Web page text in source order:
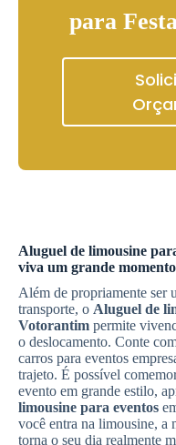
para
Aluguel de limousine
viva um grande momento
Além de propriamente ser
transporte, o Aluguel de
Votorantim permite
o deslocamento. Conte
carros para eventos
trajeto. É possível
evento em grande estilo,
limousine para eventos
você entra na limousine, a
torna o seu dia realmente